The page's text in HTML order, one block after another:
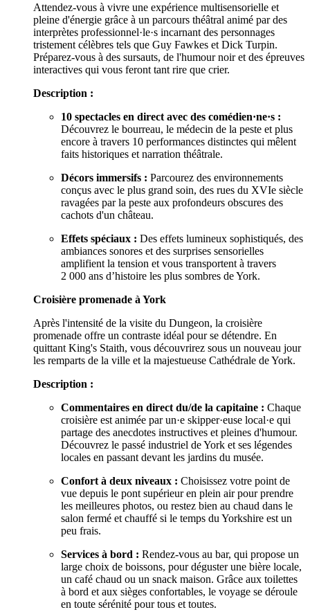
Attendez-vous à vivre une expérience multisensorielle et
pleine d'énergie grâce à un parcours théâtral animé par des
interprètes professionnel·le·s incarnant des personnages
tristement célèbres tels que Guy Fawkes et Dick Turpin.
Préparez-vous à des sursauts, de l'humour noir et des épreuves
interactives qui vous feront tant rire que crier.
Description :
10 spectacles en direct avec des comédien·ne·s :
Découvrez le bourreau, le médecin de la peste et plus
encore à travers 10 performances distinctes qui mêlent
faits historiques et narration théâtrale.
Décors immersifs : Parcourez des environnements
conçus avec le plus grand soin, des rues du XVIe siècle
ravagées par la peste aux profondeurs obscures des
cachots d'un château.
Effets spéciaux : Des effets lumineux sophistiqués, des
ambiances sonores et des surprises sensorielles
amplifient la tension et vous transportent à travers
2 000 ans d’histoire les plus sombres de York.
Croisière promenade à York
Après l'intensité de la visite du Dungeon, la croisière
promenade offre un contraste idéal pour se détendre. En
quittant King's Staith, vous découvrirez sous un nouveau jour
les remparts de la ville et la majestueuse Cathédrale de York.
Description :
Commentaires en direct du/de la capitaine : Chaque
croisière est animée par un·e skipper·euse local·e qui
partage des anecdotes instructives et pleines d'humour.
Découvrez le passé industriel de York et ses légendes
locales en passant devant les jardins du musée.
Confort à deux niveaux : Choisissez votre point de
vue depuis le pont supérieur en plein air pour prendre
les meilleures photos, ou restez bien au chaud dans le
salon fermé et chauffé si le temps du Yorkshire est un
peu frais.
Services à bord : Rendez-vous au bar, qui propose un
large choix de boissons, pour déguster une bière locale,
un café chaud ou un snack maison. Grâce aux toilettes
à bord et aux sièges confortables, le voyage se déroule
en toute sérénité pour tous et toutes.